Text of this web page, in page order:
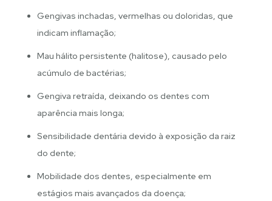
Gengivas inchadas, vermelhas ou doloridas, que
indicam inflamação;
Mau hálito persistente (halitose), causado pelo
acúmulo de bactérias;
Gengiva retraída, deixando os dentes com
aparência mais longa;
Sensibilidade dentária devido à exposição da raiz
do dente;
Mobilidade dos dentes, especialmente em
estágios mais avançados da doença;